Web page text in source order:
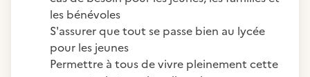
les bénévoles
S'assurer que tout se passe bien au lycée
pour les jeunes
Permettre à tous de vivre pleinement cette